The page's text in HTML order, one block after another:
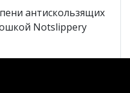
антискользящих
Notslippery